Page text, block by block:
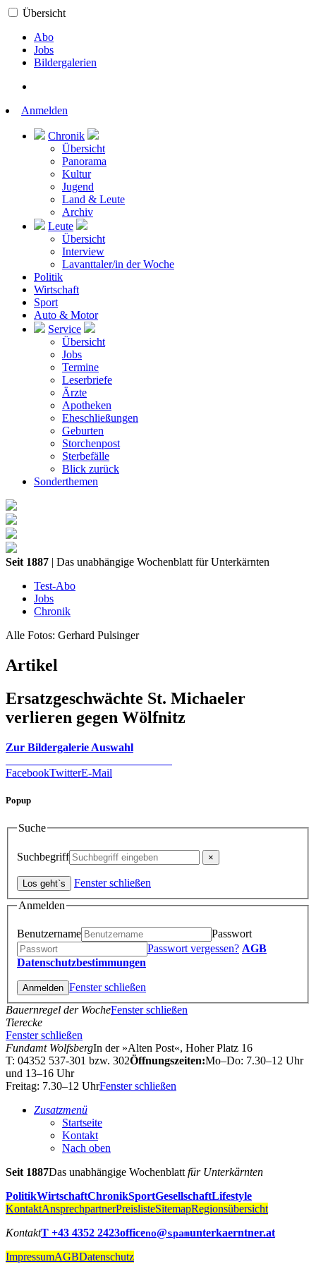
Übersicht
Abo
Jobs
Bildergalerien
Anmelden
Chronik
Übersicht
Panorama
Kultur
Jugend
Land & Leute
Archiv
Leute
Übersicht
Interview
Lavanttaler/in der Woche
Politik
Wirtschaft
Sport
Auto & Motor
Service
Übersicht
Jobs
Termine
Leserbriefe
Ärzte
Apotheken
Eheschließungen
Geburten
Storchenpost
Sterbefälle
Blick zurück
Sonderthemen
Seit 1887 | Das unabhängige Wochenblatt für Unterkärnten
Test-Abo
Jobs
Chronik
Alle Fotos: Gerhard Pulsinger
Artikel
Ersatzgeschwächte St. Michaeler
verlieren gegen Wölfnitz
Zur Bildergalerie Auswahl
FacebookTwitterE-Mail
Popup
Suche
Suchbegriff
Fenster schließen
Anmelden
Benutzername
Passwort
Passwort vergessen? AGB
Datenschutzbestimmungen
Fenster schließen
Bauernregel der WocheFenster schließen
Tierecke
Fenster schließen
Fundamt WolfsbergIn der »Alten Post«, Hoher Platz 16
T: 04352 537-301 bzw. 302Öffnungszeiten:Mo–Do: 7.30–12 Uhr
und 13–16 Uhr
Freitag: 7.30–12 UhrFenster schließen
Zusatzmenü
Startseite
Kontakt
Nach oben
Seit 1887Das unabhängige Wochenblatt für Unterkärnten
PolitikWirtschaftChronikSportGesellschaftLifestyle
KontaktAnsprechpartnerPreislisteSitemapRegionsübersicht
KontaktT +43 4352 2423officeno@spamunterkaerntner.at
ImpressumAGBDatenschutz